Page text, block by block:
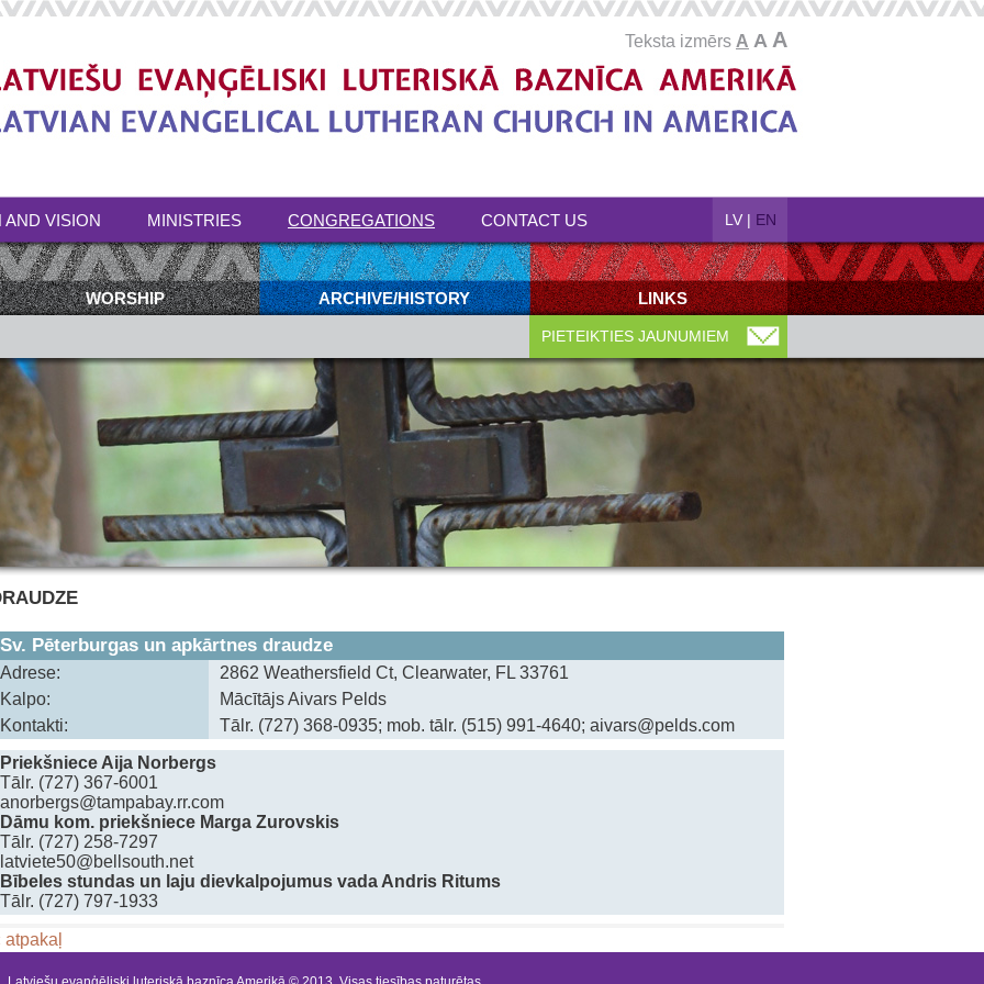
Teksta izmērs A A A
AND VISION MINISTRIES CONGREGATIONS CONTACT US LV | EN
WORSHIP ARCHIVE/HISTORY LINKS
PIETEIKTIES JAUNUMIEM
Sv. Pēterburgas un apkārtnes draudze
Adrese:
2862 Weathersfield Ct, Clearwater, FL 33761
Kalpo:
Mācītājs Aivars Pelds
Kontakti:
Tālr. (727) 368-0935; mob. tālr. (515) 991-4640; aivars@pelds.com
Priekšniece Aija Norbergs
Tālr. (727) 367-6001
anorbergs@tampabay.rr.com
Dāmu kom. priekšniece Marga Zurovskis
Tālr. (727) 258-7297
latviete50@bellsouth.net
Bībeles stundas un laju dievkalpojumus vada Andris Ritums
Tālr. (727) 797-1933
atpakaļ